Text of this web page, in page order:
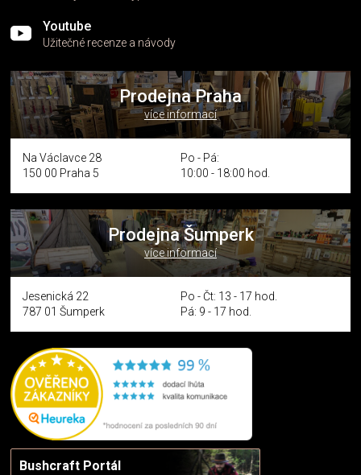
Youtube
Užitečné recenze a návody
Prodejna Praha
více informací
Na Václavce 28
150 00 Praha 5
Po - Pá:
10:00 - 18:00 hod.
Prodejna Šumperk
více informací
Jesenická 22
787 01 Šumperk
Po - Čt: 13 - 17 hod.
Pá: 9 - 17 hod.
Bushcraft Portál